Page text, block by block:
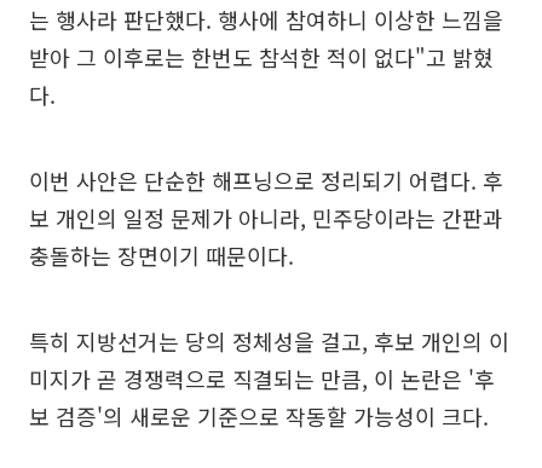
는 행사라 판단했다. 행사에 참여하니 이상한 느낌을
받아 그 이후로는 한번도 참석한 적이 없다"고 밝혔
다.
이번 사안은 단순한 해프닝으로 정리되기 어렵다. 후
보 개인의 일정 문제가 아니라, 민주당이라는 간판과
충돌하는 장면이기 때문이다.
특히 지방선거는 당의 정체성을 걸고, 후보 개인의 이
미지가 곧 경쟁력으로 직결되는 만큼, 이 논란은 '후
보 검증'의 새로운 기준으로 작동할 가능성이 크다.